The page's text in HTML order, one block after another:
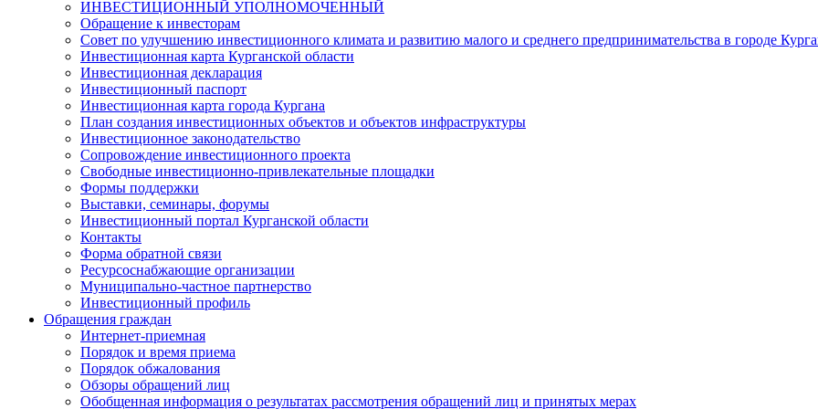
ИНВЕСТИЦИОННЫЙ УПОЛНОМОЧЕННЫЙ
Обращение к инвесторам
Совет по улучшению инвестиционного климата и развитию малого и среднего предпринимательства в городе
Инвестиционная карта Курганской области
Инвестиционная декларация
Инвестиционный паспорт
Инвестиционная карта города Кургана
План создания инвестиционных объектов и объектов инфраструктуры
Инвестиционное законодательство
Сопровождение инвестиционного проекта
Свободные инвестиционно-привлекательные площадки
Формы поддержки
Выставки, семинары, форумы
Инвестиционный портал Курганской области
Контакты
Форма обратной связи
Ресурсоснабжающие организации
Муниципально-частное партнерство
Инвестиционный профиль
Обращения граждан
Интернет-приемная
Порядок и время приема
Порядок обжалования
Обзоры обращений лиц
Обобщенная информация о результатах рассмотрения обращений лиц и принятых мерах